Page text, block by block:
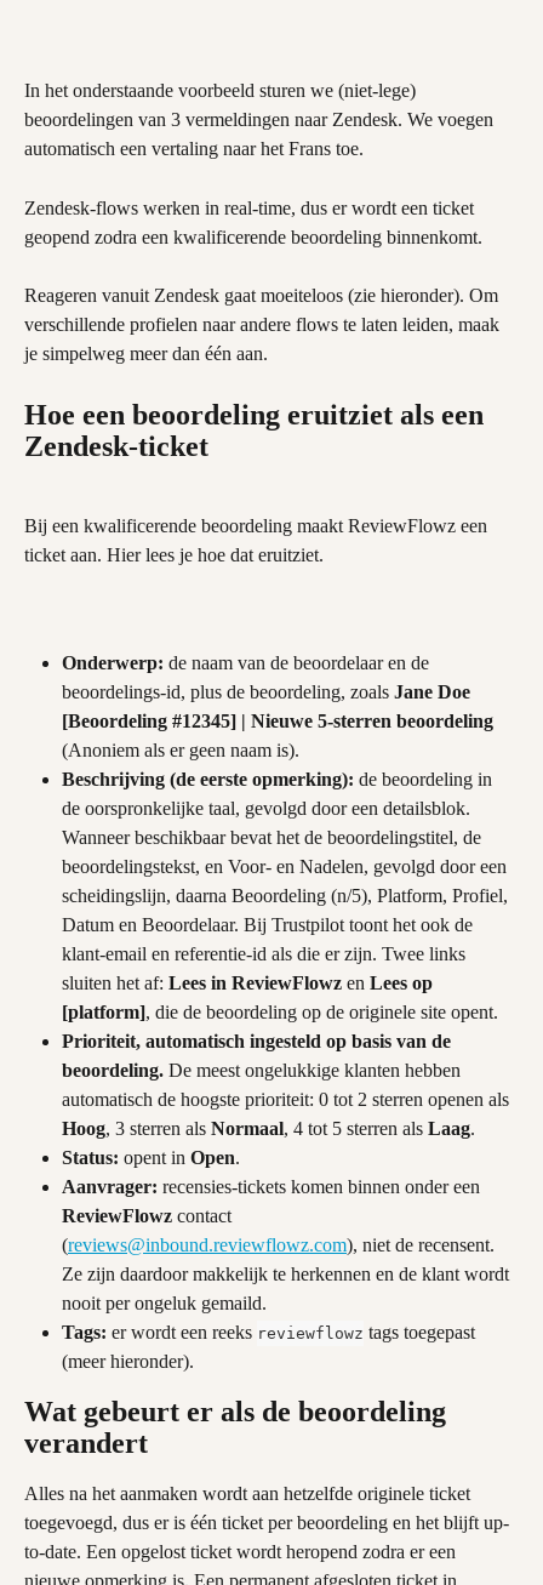
In het onderstaande voorbeeld sturen we (niet-lege)
beoordelingen van 3 vermeldingen naar Zendesk. We voegen
automatisch een vertaling naar het Frans toe.
Zendesk-flows werken in real-time, dus er wordt een ticket
geopend zodra een kwalificerende beoordeling binnenkomt.
Reageren vanuit Zendesk gaat moeiteloos (zie hieronder). Om
verschillende profielen naar andere flows te laten leiden, maak
je simpelweg meer dan één aan.
Hoe een beoordeling eruitziet als een
Zendesk-ticket
Bij een kwalificerende beoordeling maakt ReviewFlowz een
ticket aan. Hier lees je hoe dat eruitziet.
Onderwerp: de naam van de beoordelaar en de
beoordelings-id, plus de beoordeling, zoals Jane Doe
[Beoordeling #12345] | Nieuwe 5-sterren beoordeling
(Anoniem als er geen naam is).
Beschrijving (de eerste opmerking): de beoordeling in
de oorspronkelijke taal, gevolgd door een detailsblok.
Wanneer beschikbaar bevat het de beoordelingstitel, de
beoordelingstekst, en Voor- en Nadelen, gevolgd door een
scheidingslijn, daarna Beoordeling (n/5), Platform, Profiel,
Datum en Beoordelaar. Bij Trustpilot toont het ook de
klant-email en referentie-id als die er zijn. Twee links
sluiten het af: Lees in ReviewFlowz en Lees op
[platform], die de beoordeling op de originele site opent.
Prioriteit, automatisch ingesteld op basis van de
beoordeling. De meest ongelukkige klanten hebben
automatisch de hoogste prioriteit: 0 tot 2 sterren openen als
Hoog, 3 sterren als Normaal, 4 tot 5 sterren als Laag.
Status: opent in Open.
Aanvrager: recensies-tickets komen binnen onder een
ReviewFlowz contact
(reviews@inbound.reviewflowz.com), niet de recensent.
Ze zijn daardoor makkelijk te herkennen en de klant wordt
nooit per ongeluk gemaild.
Tags: er wordt een reeks reviewflowz tags toegepast
(meer hieronder).
Wat gebeurt er als de beoordeling
verandert
Alles na het aanmaken wordt aan hetzelfde originele ticket
toegevoegd, dus er is één ticket per beoordeling en het blijft up-
to-date. Een opgelost ticket wordt heropend zodra er een
nieuwe opmerking is. Een permanent afgesloten ticket in